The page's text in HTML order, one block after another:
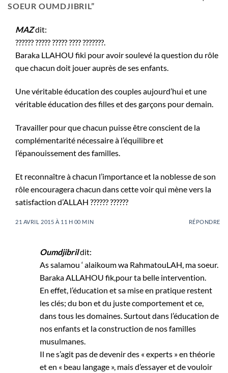
SOEUR OUMDJIBRIL”
MAZdit:
?????? ????? ????? ???? ???????.
Baraka LLAHOU fiki pour avoir soulevé la question du rôle
que chacun doit jouer auprès de ses enfants.
Une véritable éducation des couples aujourd’hui et une
véritable éducation des filles et des garçons pour demain.
Travailler pour que chacun puisse être conscient de la
complémentarité nécessaire à l’équilibre et
l’épanouissement des familles.
Et reconnaître à chacun l’importance et la noblesse de son
rôle encouragera chacun dans cette voir qui mène vers la
satisfaction d’ALLAH ?????? ??????
21 AVRIL 2015 À 11 H 00 MIN RÉPONDRE
Oumdjibrildit:
As salamou ‘ alaikoum wa RahmatouLAH, ma soeur.
Baraka ALLAHOU fik,pour ta belle intervention.
En effet, l’éducation et sa mise en pratique restent
les clés; du bon et du juste comportement et ce,
dans tous les domaines. Surtout dans l’éducation de
nos enfants et la construction de nos familles
musulmanes.
Il ne s’agit pas de devenir des « experts » en théorie
et en « beau langage », mais d’essayer et de vouloir